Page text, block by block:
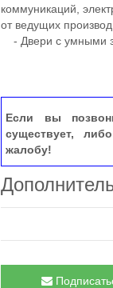
коммуникаций,
от ведущих
- Двери с умными
Если вы
существует,
жалобу!